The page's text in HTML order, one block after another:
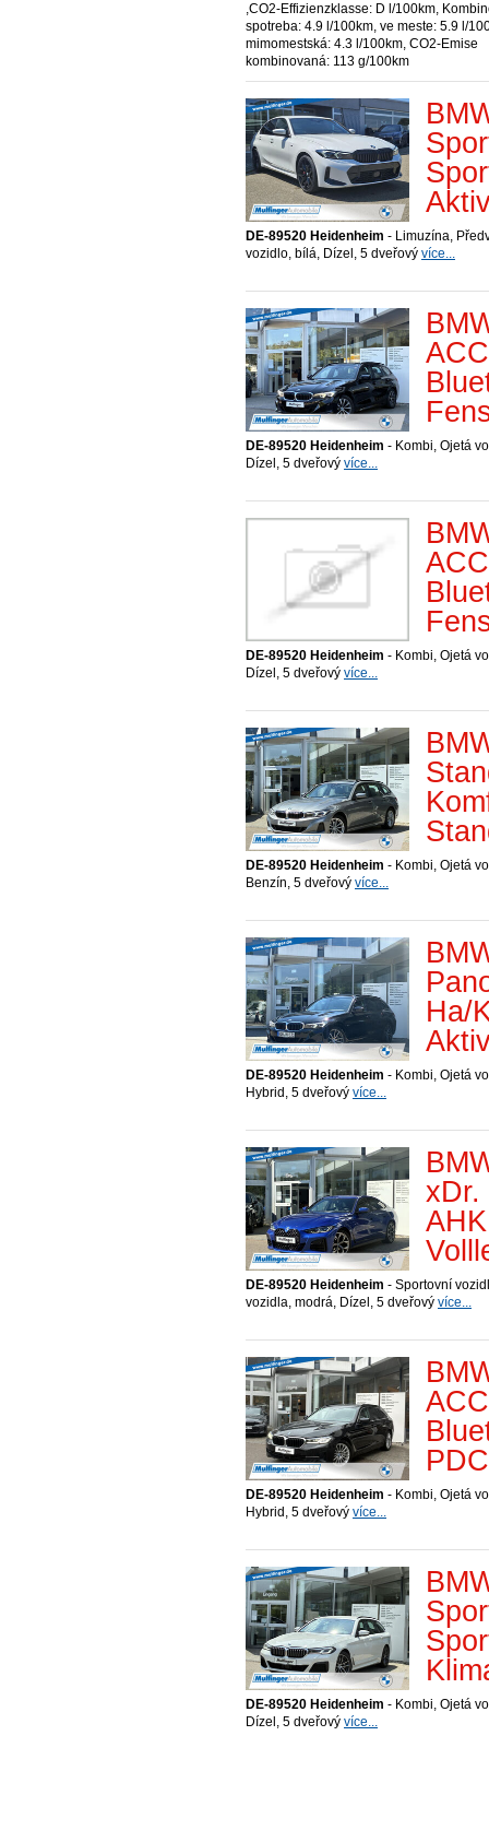
,CO2-Effizienzklasse: D l/100km,
spotreba: 4.9 l/100km, ve meste: 5.9 l/
mimomestská: 4.3 l/100km, CO2-Emise
kombinovaná: 113 g/100km
DE-89520 Heidenheim - Limuzína,
vozidlo, bílá, Dízel, 5 dveřový více...
DE-89520 Heidenheim - Kombi, Ojetá
Dízel, 5 dveřový více...
DE-89520 Heidenheim - Kombi, Ojetá
Dízel, 5 dveřový více...
DE-89520 Heidenheim - Kombi, Ojetá
Benzín, 5 dveřový více...
Ha/
DE-89520 Heidenheim - Kombi, Ojetá
Hybrid, 5 dveřový více...
xDr.
DE-89520 Heidenheim - Sportovní
vozidla, modrá, Dízel, 5 dveřový více...
DE-89520 Heidenheim - Kombi, Ojetá
Hybrid, 5 dveřový více...
DE-89520 Heidenheim - Kombi, Ojetá
Dízel, 5 dveřový více...